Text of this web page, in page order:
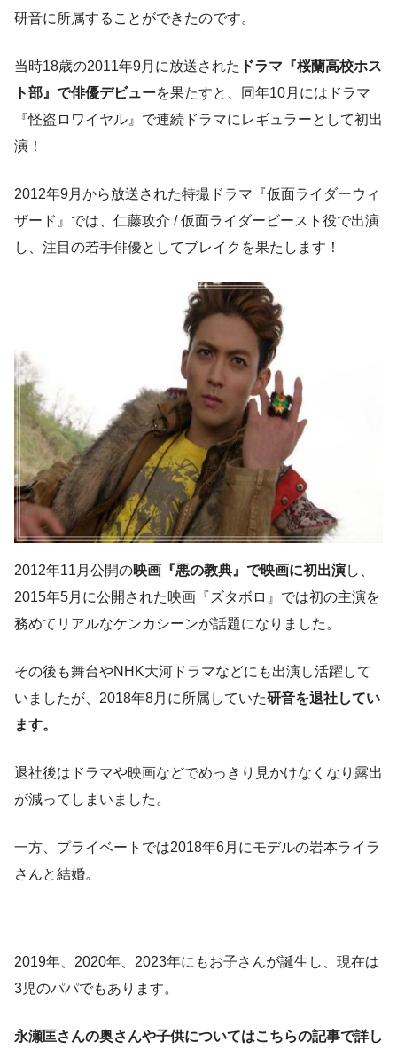
研音に所属することができたのです。
当時18歳の2011年9月に放送された ドラマ『桜蘭高校ホス
ト部』で俳優デビューを果たすと、同年10月にはドラマ
『怪盗ロワイヤル』で連続ドラマにレギュラーとして初出
演！
2012年9月から放送された特撮ドラマ『仮面ライダーウィ
ザード』では、仁藤攻介 / 仮面ライダービースト役で出演
し、注目の若手俳優としてブレイクを果たします！
2012年11月公開の映画『悪の教典』で映画に初出演し、
2015年5月に公開された映画『ズタボロ』では初の主演を
務めてリアルなケンカシーンが話題になりました。
その後も舞台やNHK大河ドラマなどにも出演し活躍して
いましたが、2018年8月に所属していた研音を退社してい
ます。
退社後はドラマや映画などでめっきり見かけなくなり露出
が減ってしまいました。
一方、プライベートでは2018年6月にモデルの岩本ライラ
さんと結婚。
2019年、2020年、2023年にもお子さんが誕生し、現在は
3児のパパでもあります。
永瀬匡さんの奥さんや子供についてはこちらの記事で詳し